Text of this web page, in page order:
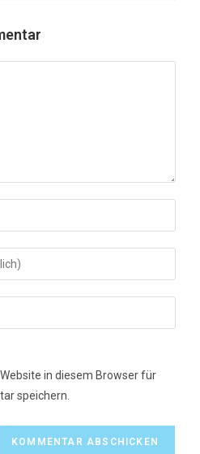
in diesem Browser für
speichern.